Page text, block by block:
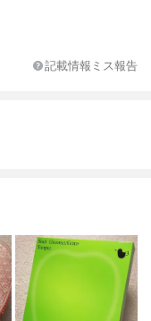
記載情報ミス報告